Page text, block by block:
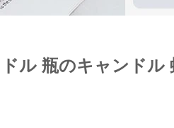
ル 瓶のキャンドル